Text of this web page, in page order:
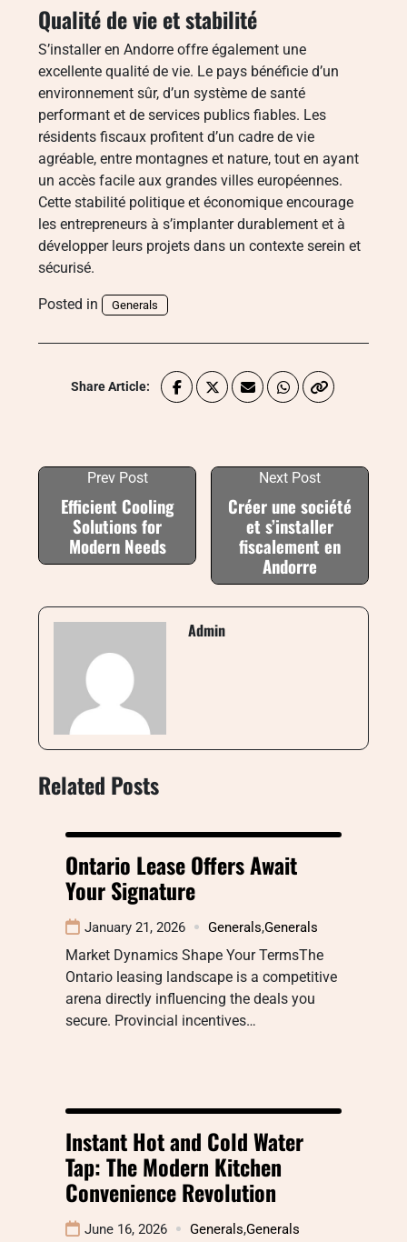
Qualité de vie et stabilité
S’installer en Andorre offre également une
excellente qualité de vie. Le pays bénéficie d’un
environnement sûr, d’un système de santé
performant et de services publics fiables. Les
résidents fiscaux profitent d’un cadre de vie
agréable, entre montagnes et nature, tout en ayant
un accès facile aux grandes villes européennes.
Cette stabilité politique et économique encourage
les entrepreneurs à s’implanter durablement et à
développer leurs projets dans un contexte serein et
sécurisé.
Posted in Generals
Share Article:
Prev Post
Efficient Cooling
Solutions for
Modern Needs
Next Post
Créer une société
et s’installer
fiscalement en
Andorre
Admin
Related Posts
Ontario Lease Offers Await
Your Signature
January 21, 2026 Generals,Generals
Market Dynamics Shape Your TermsThe
Ontario leasing landscape is a competitive
arena directly influencing the deals you
secure. Provincial incentives…
Instant Hot and Cold Water
Tap: The Modern Kitchen
Convenience Revolution
June 16, 2026 Generals,Generals